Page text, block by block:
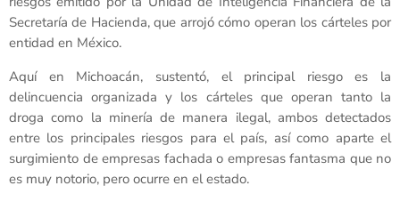
Secretaría de Hacienda, que arrojó cómo operan los cárteles por
entidad en México.
Aquí en Michoacán, sustentó, el principal riesgo es la
delincuencia organizada y los cárteles que operan tanto la
droga como la minería de manera ilegal, ambos detectados
entre los principales riesgos para el país, así como aparte el
surgimiento de empresas fachada o empresas fantasma que no
es muy notorio, pero ocurre en el estado.